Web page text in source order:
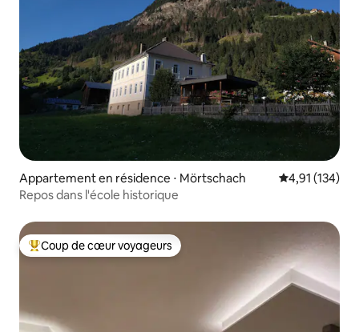
Appartement en résidence ⋅ Mörtschach Évaluation
4,91 (134)
Repos dans l'école historique
Coups de cœur voyageurs les plus appréciés
Coup de cœur voyageurs